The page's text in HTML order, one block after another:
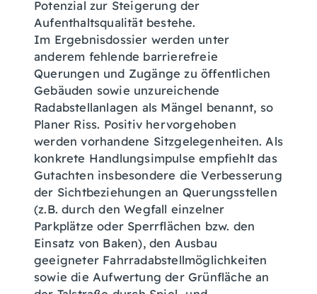
Potenzial zur Steigerung der
Aufenthaltsqualität bestehe.
Im Ergebnisdossier werden unter
anderem fehlende barrierefreie
Querungen und Zugänge zu öffentlichen
Gebäuden sowie unzureichende
Radabstellanlagen als Mängel benannt, so
Planer Riss. Positiv hervorgehoben
werden vorhandene Sitzgelegenheiten. Als
konkrete Handlungsimpulse empfiehlt das
Gutachten insbesondere die Verbesserung
der Sichtbeziehungen an Querungsstellen
(z.B. durch den Wegfall einzelner
Parkplätze oder Sperrflächen bzw. den
Einsatz von Baken), den Ausbau
geeigneter Fahrradabstellmöglichkeiten
sowie die Aufwertung der Grünfläche an